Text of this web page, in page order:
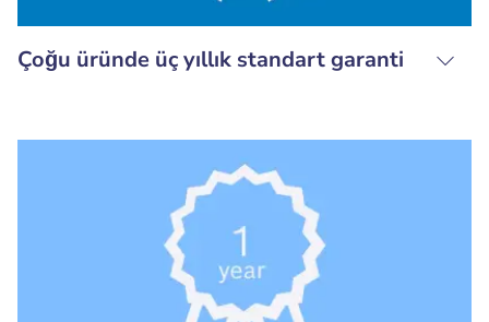
Çoğu üründe üç yıllık standart garanti